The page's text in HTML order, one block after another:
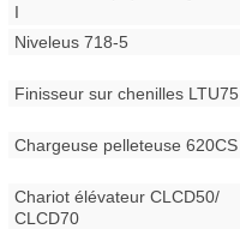
I
Niveleus 718-5
Finisseur sur chenilles LTU75
Chargeuse pelleteuse 620CS
Chariot élévateur CLCD50/
CLCD70